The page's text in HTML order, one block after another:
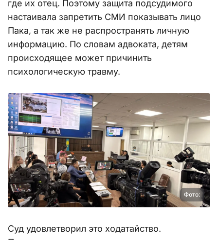
где их отец. Поэтому защита подсудимого
настаивала запретить СМИ показывать лицо
Пака, а так же не распространять личную
информацию. По словам адвоката, детям
происходящее может причинить
психологическую травму.
Фото:
Суд удовлетворил это ходатайство.